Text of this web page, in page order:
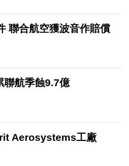
聯合航空獲波音作賠償
聯航季蝕9.7億
Aerosystems工廠